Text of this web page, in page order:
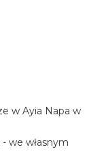
w Ayia Napa w
we własnym